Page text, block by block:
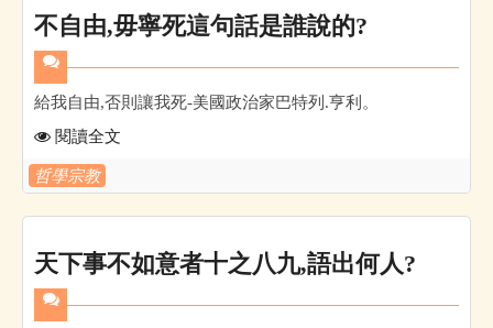
不自由,毋寧死這句話是誰說的?
給我自由,否則讓我死-美國政治家巴特列.亨利。
閱讀全文
哲學宗教
天下事不如意者十之八九,語出何人?